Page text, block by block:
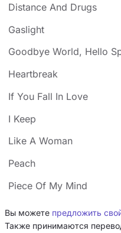
Distance And Drugs
Gaslight
Goodbye World, Hello
Heartbreak
If You Fall In Love
I Keep
Like A Woman
Peach
Piece Of My Mind
Вы можете предложить
Также принимаются